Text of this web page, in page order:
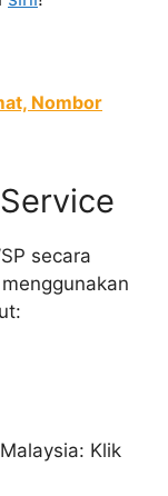
Nombor
secara
Klik